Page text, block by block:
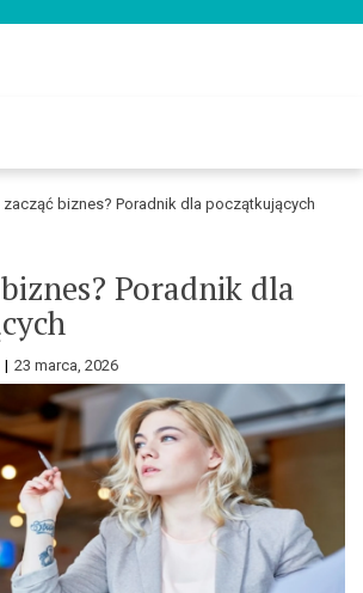
zacząć biznes? Poradnik dla początkujących
Poradnik dla
23 marca, 2026